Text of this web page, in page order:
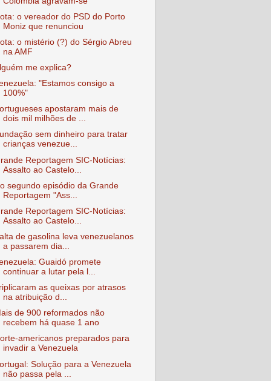
o vereador do PSD do Porto
Moniz que renunciou
o mistério (?) do Sérgio Abreu
na AMF
me explica?
"Estamos consigo a
100%"
apostaram mais de
dois mil milhões de ...
sem dinheiro para tratar
crianças venezue...
Reportagem SIC-Notícias:
Assalto ao Castelo...
segundo episódio da Grande
Reportagem "Ass...
Reportagem SIC-Notícias:
Assalto ao Castelo...
de gasolina leva venezuelanos
a passarem dia...
Guaidó promete
continuar a lutar pela l...
as queixas por atrasos
na atribuição d...
de 900 reformados não
recebem há quase 1 ano
americanos preparados para
invadir a Venezuela
Solução para a Venezuela
não passa pela ...